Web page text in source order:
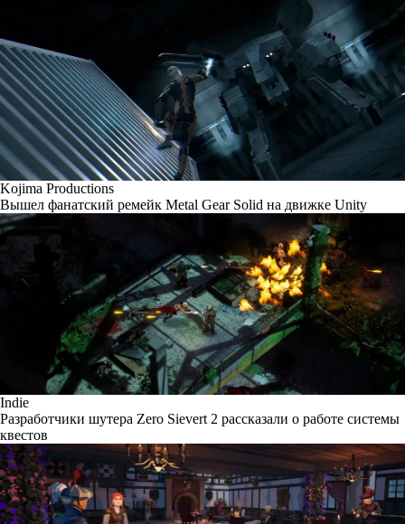
Kojima Productions
Вышел фанатский ремейк Metal Gear Solid на движке Unity
Indie
Разработчики шутера Zero Sievert 2 рассказали о работе системы
квестов